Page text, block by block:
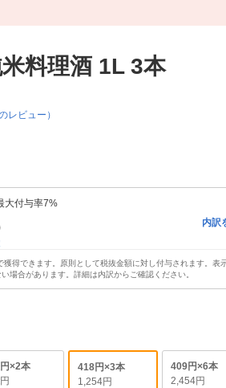
料理酒 1L 3本
レビュー）
大付与率7%
内訳
得できます。原則として税抜金額に対し付与されます。表
場合があります。詳細は内訳からご確認ください。
×2本
418円×3本
1,254円
409円×6本
2,454円